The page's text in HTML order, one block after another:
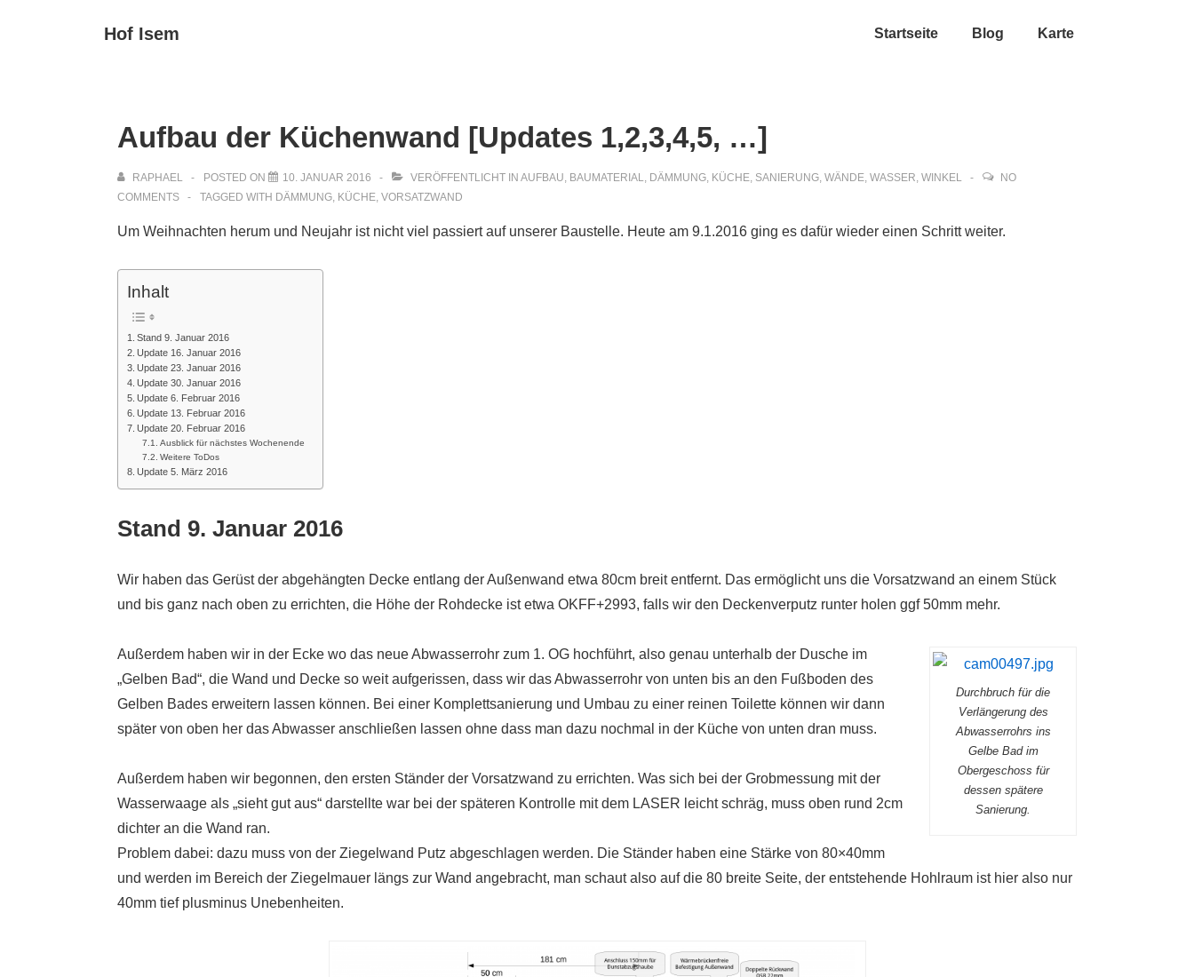
Hof Isem Startseite Blog Karte
Aufbau der Küchenwand [Updates 1,2,3,4,5, …]
RAPHAEL POSTED ON 10. JANUAR 2016 VERÖFFENTLICHT IN AUFBAU, BAUMATERIAL, DÄMMUNG, KÜCHE, SANIERUNG, WÄNDE, WASSER, WINKEL
NO
COMMENTS
TAGGED WITH DÄMMUNG, KÜCHE, VORSATZWAND
Um Weihnachten herum und Neujahr ist nicht viel passiert auf unserer Baustelle. Heute am 9.1.2016 ging es dafür wieder einen Schritt weiter.
Inhalt
Stand 9. Januar 2016
Update 16. Januar 2016
Update 23. Januar 2016
Update 30. Januar 2016
Update 6. Februar 2016
Update 13. Februar 2016
Update 20. Februar 2016
Ausblick für nächstes Wochenende
Weitere ToDos
Update 5. März 2016
Stand 9. Januar 2016
Wir haben das Gerüst der abgehängten Decke entlang der Außenwand etwa 80cm breit entfernt. Das ermöglicht uns die Vorsatzwand an einem Stück
und bis ganz nach oben zu errichten, die Höhe der Rohdecke ist etwa OKFF+2993, falls wir den Deckenverputz runter holen ggf 50mm mehr.
Durchbruch für die
Verlängerung des
Abwasserrohrs ins
Gelbe Bad im
Obergeschoss für
dessen spätere
Sanierung.
Außerdem haben wir in der Ecke wo das neue Abwasserrohr zum 1. OG hochführt, also genau unterhalb der Dusche im
„Gelben Bad“, die Wand und Decke so weit aufgerissen, dass wir das Abwasserrohr von unten bis an den Fußboden des
Gelben Bades erweitern lassen können. Bei einer Komplettsanierung und Umbau zu einer reinen Toilette können wir dann
später von oben her das Abwasser anschließen lassen ohne dass man dazu nochmal in der Küche von unten dran muss.
Außerdem haben wir begonnen, den ersten Ständer der Vorsatzwand zu errichten. Was sich bei der Grobmessung mit der
Wasserwaage als „sieht gut aus“ darstellte war bei der späteren Kontrolle mit dem LASER leicht schräg, muss oben rund 2cm
dichter an die Wand ran.
Problem dabei: dazu muss von der Ziegelwand Putz abgeschlagen werden. Die Ständer haben eine Stärke von 80×40mm
und werden im Bereich der Ziegelmauer längs zur Wand angebracht, man schaut also auf die 80 breite Seite, der entstehende Hohlraum ist hier also nur
40mm tief plusminus Unebenheiten.